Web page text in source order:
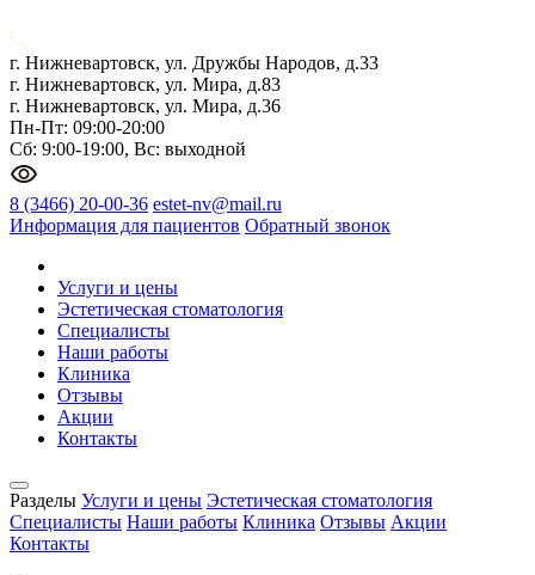
г. Нижневартовск, ул. Дружбы Народов, д.33
г. Нижневартовск, ул. Мира, д.83
г. Нижневартовск, ул. Мира, д.36
Пн-Пт: 09:00-20:00
Сб: 9:00-19:00, Вс: выходной
8 (3466) 20-00-36 estet-nv@mail.ru
Информация для пациентов Обратный звонок
Услуги и цены
Эстетическая стоматология
Специалисты
Наши работы
Клиника
Отзывы
Акции
Контакты
Разделы Услуги и цены Эстетическая стоматология
Специалисты Наши работы Клиника Отзывы Акции
Контакты